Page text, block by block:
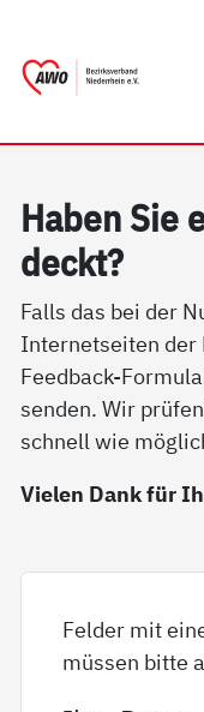
Ha­ben Sie
deckt?
Falls das bei der
Internetseiten der
Feedback-
senden. Wir
schnell wie
Vielen Dank für
Felder mit
müssen bitte